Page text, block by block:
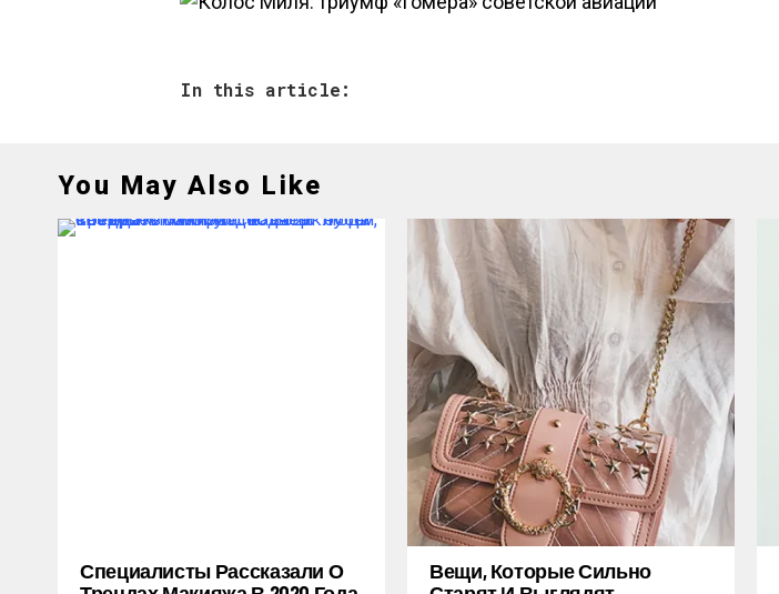
In this article:
You May Also Like
Специалисты Рассказали О
Вещи, Которые Сильно